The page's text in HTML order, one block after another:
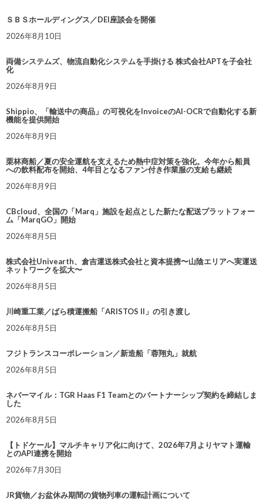
ＳＢＳホールディングス／DEI座談会を開催
2026年8月10日
両備システムズ、物流自動化システムを手掛ける 株式会社APTを子会社
化
2026年8月9日
Shippio、「輸送中の商品」の可視化をInvoiceのAI-OCRで自動化する新
機能を提供開始
2026年8月9日
栗林商船／夏の安全運航を支えるため熱中症対策を強化。今年から船員
への飲料配布を開始、4年目となるファン付き作業服の支給も継続
2026年8月9日
CBcloud、全国の「Marq」施設を起点とした新たな配送プラットフォー
ム「MarqGO」開始
2026年8月5日
株式会社Univearth、倉吉運送株式会社と資本提携〜山陰エリアへ実運送
ネットワークを拡大〜
2026年8月5日
川崎重工業／ばら積運搬船「ARISTOS II」の引き渡し
2026年8月5日
フジトランスコーポレーション／新造船「蓉翔丸」就航
2026年8月5日
ネバーマイル：TGR Haas F1 Teamとのパートナーシップ契約を締結しま
した
2026年8月5日
【トドケール】マルチキャリア化に向けて、2026年7月よりヤマト運輸
とのAPI連携を開始
2026年7月30日
JR貨物／お盆休み期間の貨物列車の運転計画について